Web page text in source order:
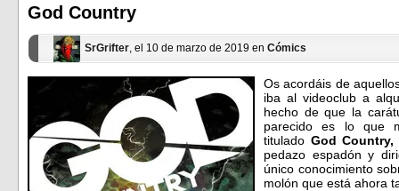
ventana
nueva)
ventana
nueva)
God Country
SrGrifter, el 10 de marzo de 2019 en Cómics
Os acordáis de
iba al videoclub a
hecho de que la
parecido es lo que
titulado God Country,
pedazo espadón y
único conocimiento
molón que está ahora